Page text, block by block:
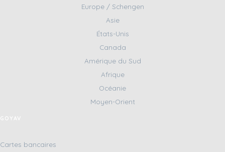
Europe / Schengen
Asie
États-Unis
Canada
Amérique du Sud
Afrique
Océanie
Moyen-Orient
GOYAV
Cartes bancaires